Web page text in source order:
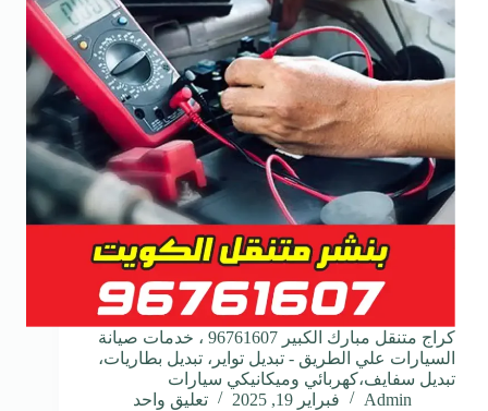
كراج متنقل مبارك الكبير 96761607 ، خدمات صيانة
السيارات علي الطريق - تبديل تواير، تبديل بطاريات،
تبديل سفايف،كهربائي وميكانيكي سيارات
Admin
فبراير 19, 2025 تعليق واحد